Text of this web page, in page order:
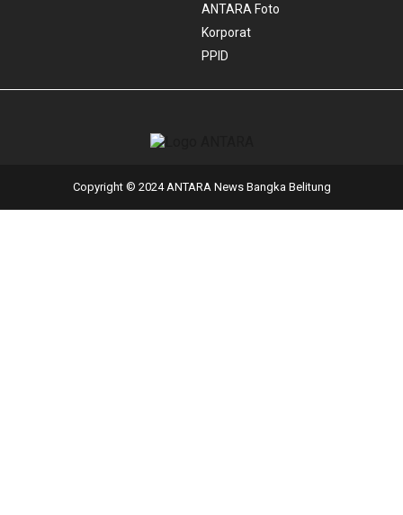
ANTARA Foto
Korporat
PPID
Copyright © 2024 ANTARA News Bangka Belitung